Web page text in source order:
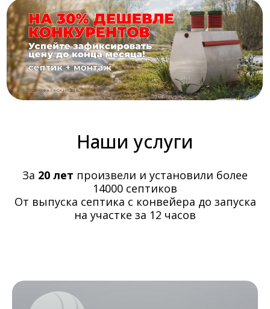
Наши услуги
За 20 лет произвели и установили более
14000 септиков
От выпуска септика с конвейера до запуска
на участке за 12 часов